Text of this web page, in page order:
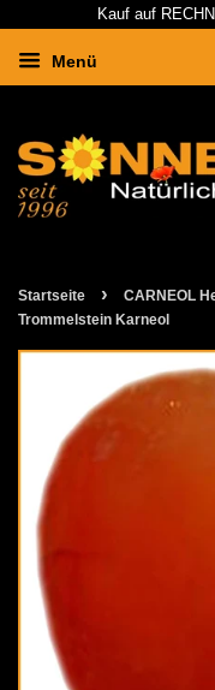
Kauf auf
Menü
Startseite ›
CARNEOL
Trommelstein Karneol